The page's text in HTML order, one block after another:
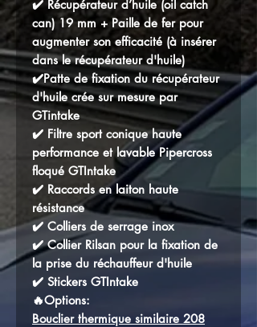
✔️ Récupérateur d’huile (oil catch
can) 19 mm + Paille de fer pour
augmenter son efficacité (à insérer
dans le récupérateur d'huile)
✔️Patte de fixation du récupérateur
d'huile crée sur mesure par
GTintake
✔️ Filtre sport conique haute
performance et lavable Pipercross
floqué GTIntake
✔️ Raccords en laiton haute
résistance
✔️ Colliers de serrage inox
✔️ Collier Rilsan pour la fixation de
la prise du réchauffeur d'huile
✔️ Stickers GTIntake
🔥Options:
Bouclier thermique similaire 208